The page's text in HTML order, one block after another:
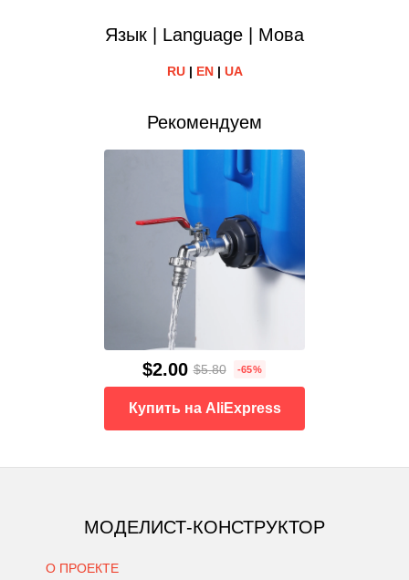
Язык | Language | Мова
RU| EN| UA
Рекомендуем
$2.00 $5.80 -65%
Купить на AliExpress
МОДЕЛИСТ-КОНСТРУКТОР
О ПРОЕКТЕ